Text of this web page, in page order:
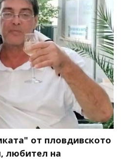
от пловдивското
любител на